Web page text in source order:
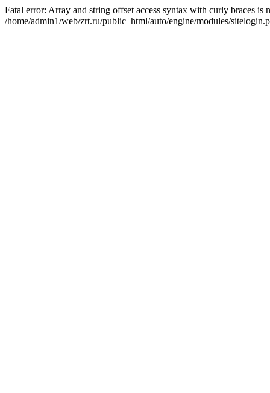
Fatal error: Array and string offset access syntax with curly braces is
/home/admin1/web/zrt.ru/public_html/auto/engine/modules/